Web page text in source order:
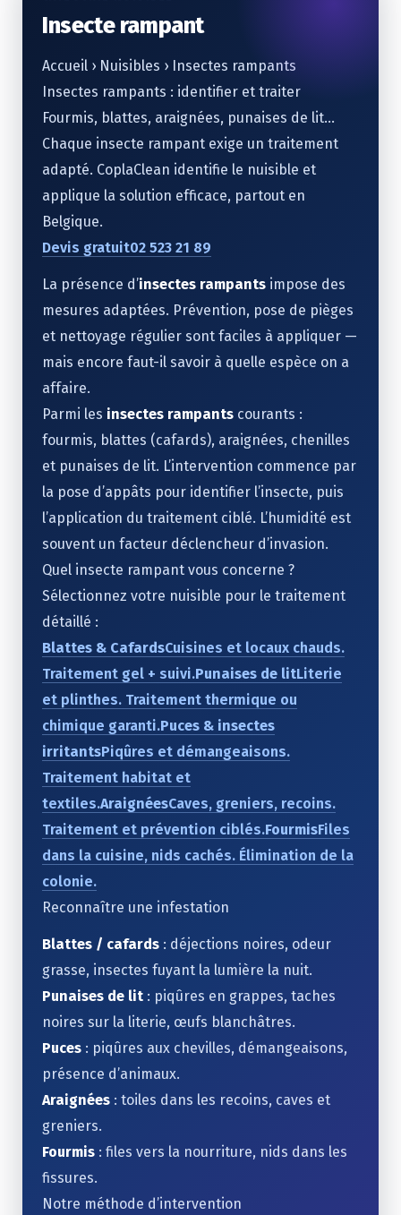
Insecte rampant
Accueil › Nuisibles › Insectes rampants
Insectes rampants : identifier et traiter
Fourmis, blattes, araignées, punaises de lit…
Chaque insecte rampant exige un traitement
adapté. CoplaClean identifie le nuisible et
applique la solution efficace, partout en
Belgique.
Devis gratuit02 523 21 89
La présence d’insectes rampants impose des
mesures adaptées. Prévention, pose de pièges
et nettoyage régulier sont faciles à appliquer —
mais encore faut-il savoir à quelle espèce on a
affaire.
Parmi les insectes rampants courants :
fourmis, blattes (cafards), araignées, chenilles
et punaises de lit. L’intervention commence par
la pose d’appâts pour identifier l’insecte, puis
l’application du traitement ciblé. L’humidité est
souvent un facteur déclencheur d’invasion.
Quel insecte rampant vous concerne ?
Sélectionnez votre nuisible pour le traitement
détaillé :
Blattes & CafardsCuisines et locaux chauds.
Traitement gel + suivi.Punaises de litLiterie
et plinthes. Traitement thermique ou
chimique garanti.Puces & insectes
irritantsPiqûres et démangeaisons.
Traitement habitat et
textiles.AraignéesCaves, greniers, recoins.
Traitement et prévention ciblés.FourmisFiles
dans la cuisine, nids cachés. Élimination de la
colonie.
Reconnaître une infestation
Blattes / cafards : déjections noires, odeur
grasse, insectes fuyant la lumière la nuit.
Punaises de lit : piqûres en grappes, taches
noires sur la literie, œufs blanchâtres.
Puces : piqûres aux chevilles, démangeaisons,
présence d’animaux.
Araignées : toiles dans les recoins, caves et
greniers.
Fourmis : files vers la nourriture, nids dans les
fissures.
Notre méthode d’intervention